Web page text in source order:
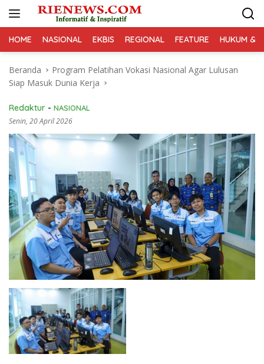
HOME NASIONAL EKBIS REGIONAL FEATURE HUKUM &
Beranda
Program Pelatihan Vokasi Nasional Agar Lulusan
Siap Masuk Dunia Kerja
Redaktur - NASIONAL
Senin, 20 April 2026